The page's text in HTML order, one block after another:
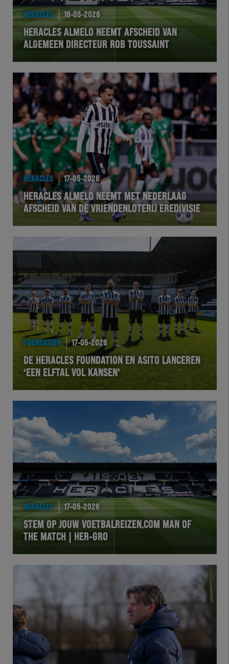
HERACLES 18-05-2026
HERACLES ALMELO NEEMT AFSCHEID VAN
ALGEMEEN DIRECTEUR ROB TOUSSAINT
HERACLES 17-05-2026
HERACLES ALMELO NEEMT MET NEDERLAAG
AFSCHEID VAN DE VRIENDENLOTERIJ EREDIVISIE
FOUNDATION 17-05-2026
DE HERACLES FOUNDATION EN ASITO LANCEREN
‘EEN ELFTAL VOL KANSEN’
HERACLES 17-05-2026
STEM OP JOUW VOETBALREIZEN.COM MAN OF
THE MATCH | HER-GRO